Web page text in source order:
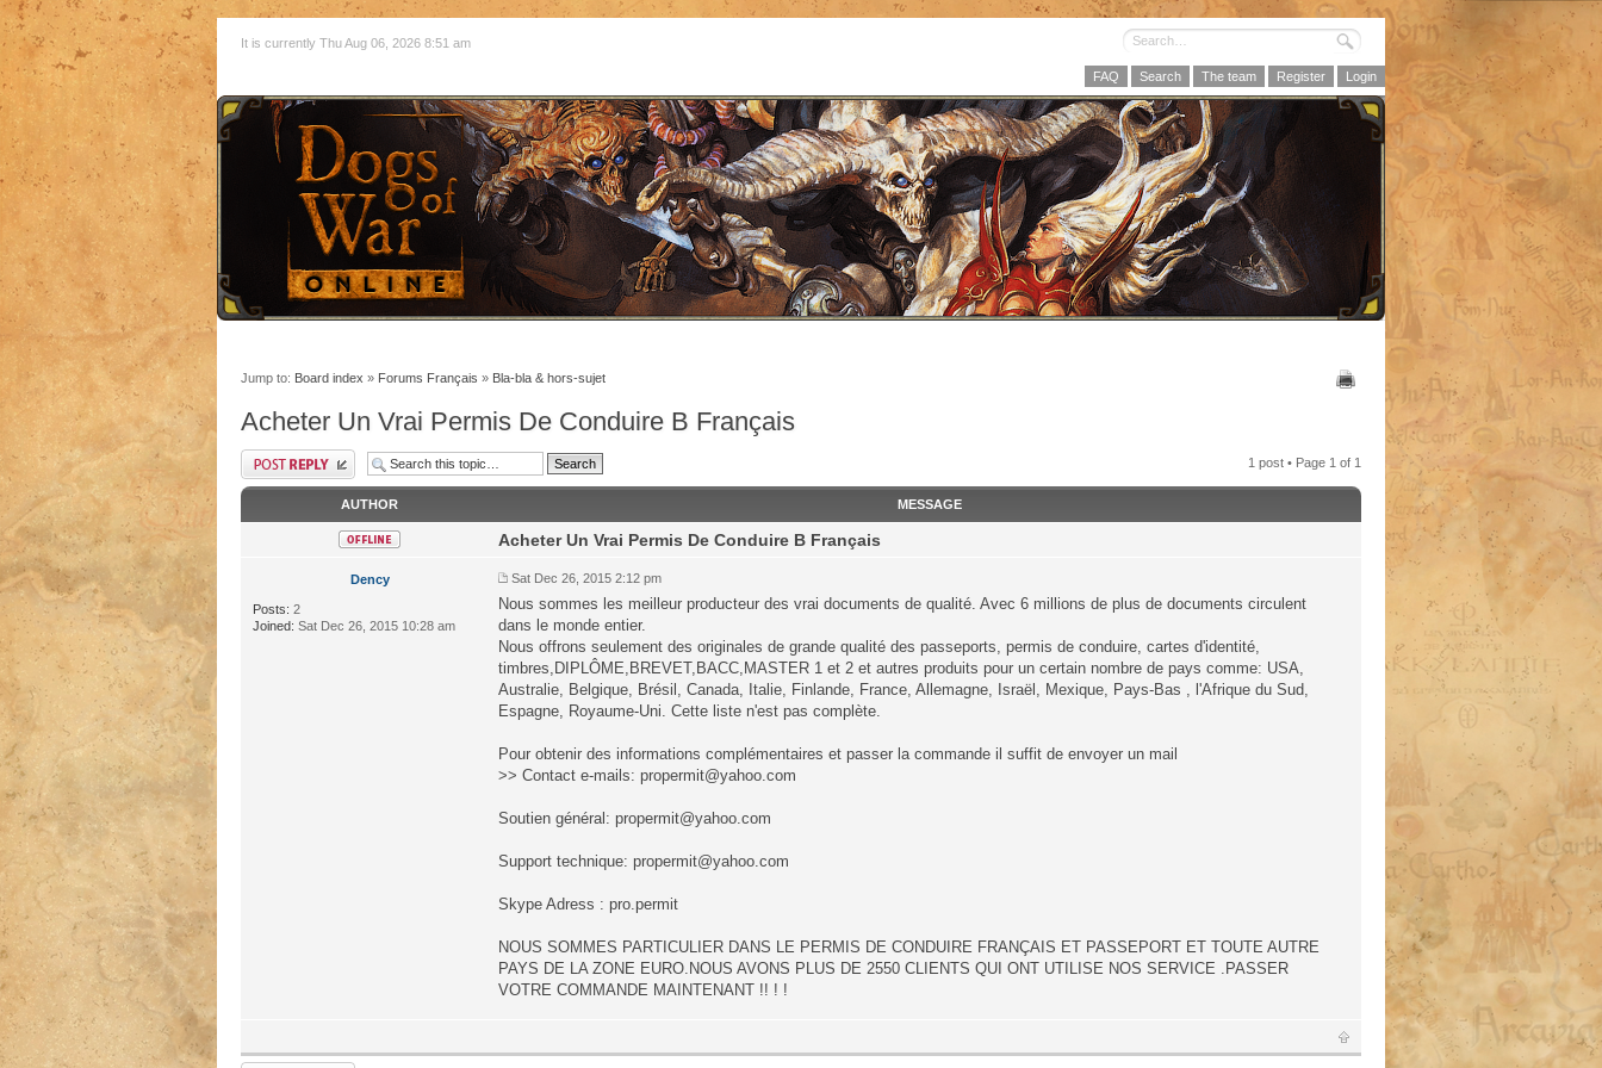
It is currently Thu Aug 06, 2026 8:51 am
FAQ Search The team Register Login
Jump to: Board index » Forums Français » Bla-bla & hors-sujet
Acheter Un Vrai Permis De Conduire B Français
1 post • Page 1 of 1
AUTHOR MESSAGE
Dency
Posts: 2
Joined: Sat Dec 26, 2015 10:28 am
Acheter Un Vrai Permis De Conduire B Français
Sat Dec 26, 2015 2:12 pm
Nous sommes les meilleur producteur des vrai documents de qualité. Avec 6 millions de plus de documents circulent
dans le monde entier.
Nous offrons seulement des originales de grande qualité des passeports, permis de conduire, cartes d'identité,
timbres,DIPLÔME,BREVET,BACC,MASTER 1 et 2 et autres produits pour un certain nombre de pays comme: USA,
Australie, Belgique, Brésil, Canada, Italie, Finlande, France, Allemagne, Israël, Mexique, Pays-Bas , l'Afrique du Sud,
Espagne, Royaume-Uni. Cette liste n'est pas complète.
Pour obtenir des informations complémentaires et passer la commande il suffit de envoyer un mail
>> Contact e-mails:propermit@yahoo.com
Soutien général:propermit@yahoo.com
Support technique:propermit@yahoo.com
Skype Adress : pro.permit
NOUS SOMMES PARTICULIER DANS LE PERMIS DE CONDUIRE FRANÇAIS ET PASSEPORT ET TOUTE AUTRE
PAYS DE LA ZONE EURO.NOUS AVONS PLUS DE 2550 CLIENTS QUI ONT UTILISE NOS SERVICE .PASSER
VOTRE COMMANDE MAINTENANT !! ! !